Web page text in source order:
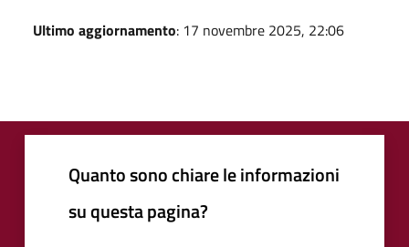
Ultimo aggiornamento: 17 novembre 2025, 22:06
Quanto sono chiare le informazioni
su questa pagina?